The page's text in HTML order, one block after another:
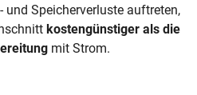
und Speicherverluste auftreten,
kostengünstiger als die
mit Strom.